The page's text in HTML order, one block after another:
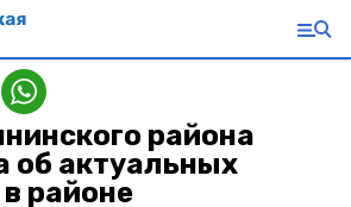
района
об актуальных
районе